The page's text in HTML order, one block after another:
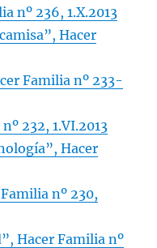
nº 236, 1.X.2013
Hacer
Familia nº 233-
232, 1.VI.2013
Hacer
nº 230,
Hacer Familia nº